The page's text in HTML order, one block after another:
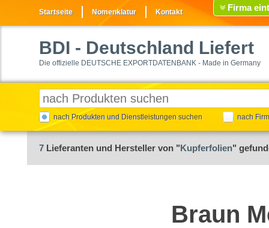
Startseite Nomenklatur Kontakt Firma
BDI - Deutschland Liefert
Die offizielle DEUTSCHE EXPORTDATENBANK - Made in Germany
nach Produkten und Dienstleistungen suchen nach
7 Lieferanten und Hersteller von "Kupferfolien"
Braun